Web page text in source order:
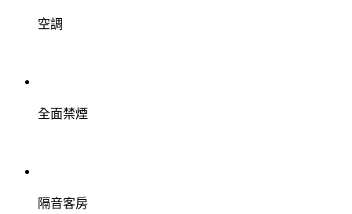
空調
全面禁煙
隔音客房